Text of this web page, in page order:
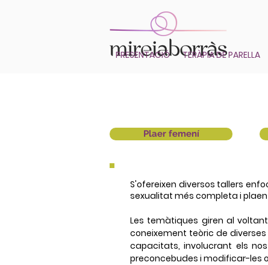
PRESENTACIÓ TERÀPIA DE PARELLA
Plaer femení
S'ofereixen diversos tallers
sexualitat més completa i
Les temàtiques giren al
coneixement teòric de
capacitats, involucrant els
preconcebudes i modificar-les